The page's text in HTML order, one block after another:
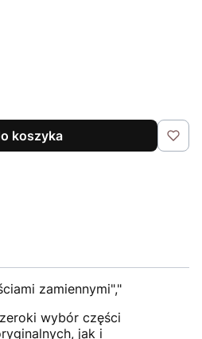
koszyka
zamiennymi","
wybór części
jak i